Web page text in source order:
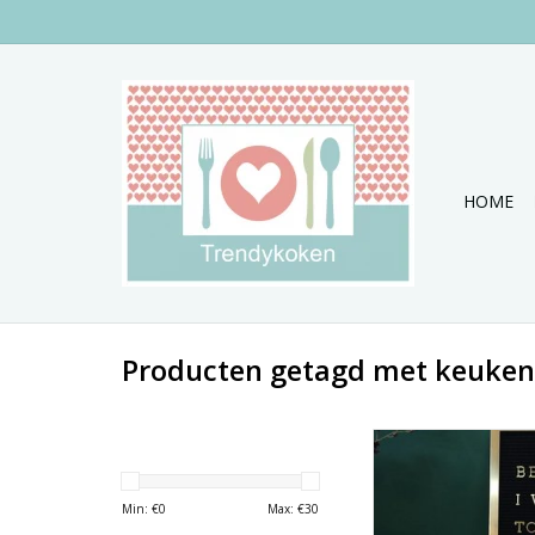
HOME
Producten getagd met
Min: €0 Max: €30
Dit stoere
message board is
merk PT of wel
TOEVOEGEN AAN